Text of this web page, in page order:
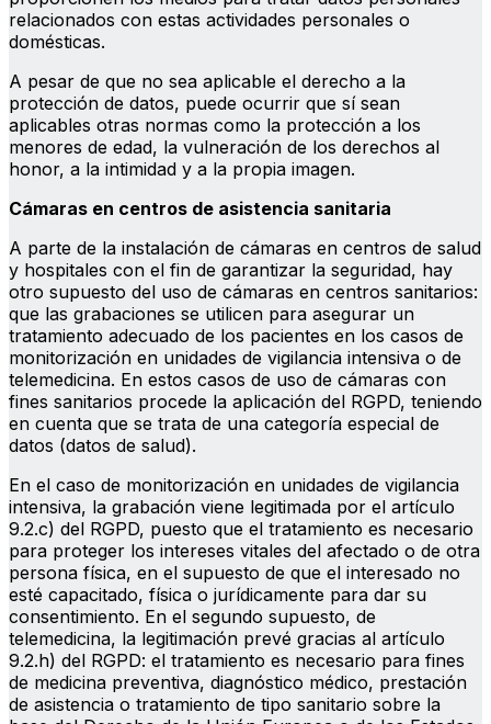
relacionados con estas actividades personales o
domésticas.
A pesar de que no sea aplicable el derecho a la
protección de datos, puede ocurrir que sí sean
aplicables otras normas como la protección a los
menores de edad, la vulneración de los derechos al
honor, a la intimidad y a la propia imagen.
Cámaras en centros de asistencia sanitaria
A parte de la instalación de cámaras en centros de salud
y hospitales con el fin de garantizar la seguridad, hay
otro supuesto del uso de cámaras en centros sanitarios:
que las grabaciones se utilicen para asegurar un
tratamiento adecuado de los pacientes en los casos de
monitorización en unidades de vigilancia intensiva o de
telemedicina. En estos casos de uso de cámaras con
fines sanitarios procede la aplicación del RGPD, teniendo
en cuenta que se trata de una categoría especial de
datos (datos de salud).
En el caso de monitorización en unidades de vigilancia
intensiva, la grabación viene legitimada por el artículo
9.2.c) del RGPD, puesto que el tratamiento es necesario
para proteger los intereses vitales del afectado o de otra
persona física, en el supuesto de que el interesado no
esté capacitado, física o jurídicamente para dar su
consentimiento. En el segundo supuesto, de
telemedicina, la legitimación prevé gracias al artículo
9.2.h) del RGPD: el tratamiento es necesario para fines
de medicina preventiva, diagnóstico médico, prestación
de asistencia o tratamiento de tipo sanitario sobre la